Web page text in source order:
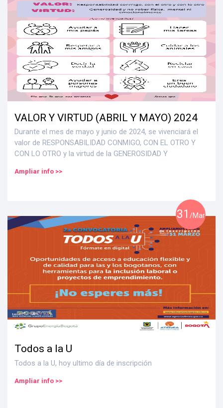
VALOR Y VIRTUD (ABRIL Y MAYO) 2024
Durante el mes de mayo y junio de 2024, se vivenciará el
valor de RESPONSABILIDAD CONMIGO, CON EL OTRO Y
CON LO OTRO y la virtud de la GENEROSIDAD Y
Ampliar info >>
31 /Mar
Todos a la U
Todos a la U, hoy ultimo día de inscripción
Ampliar info >>